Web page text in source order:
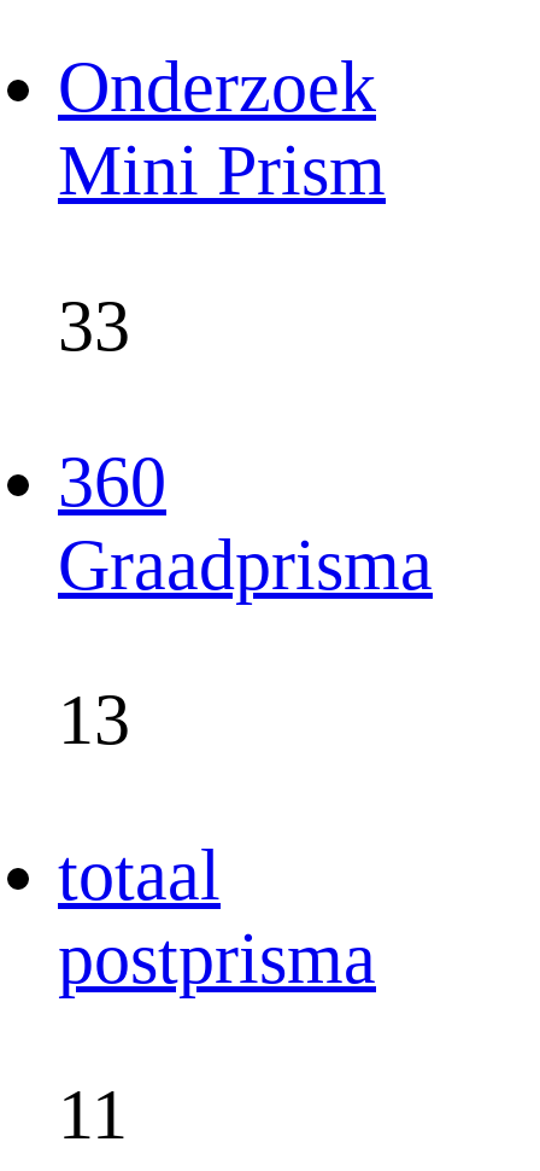
Onderzoek
Mini Prism
33
360
Graadprisma
13
totaal
postprisma
11